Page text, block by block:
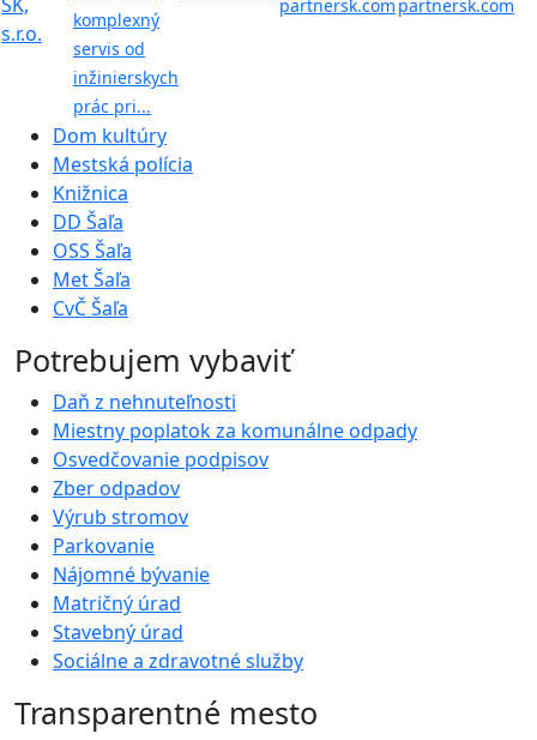
komplexný
servis od
inžinierskych
prác pri...
partnersk.com partnersk.com
Dom kultúry
Mestská polícia
Knižnica
DD Šaľa
OSS Šaľa
Met Šaľa
CvČ Šaľa
Potrebujem vybaviť
Daň z nehnuteľnosti
Miestny poplatok za komunálne odpady
Osvedčovanie podpisov
Zber odpadov
Výrub stromov
Parkovanie
Nájomné bývanie
Matričný úrad
Stavebný úrad
Sociálne a zdravotné služby
Transparentné mesto